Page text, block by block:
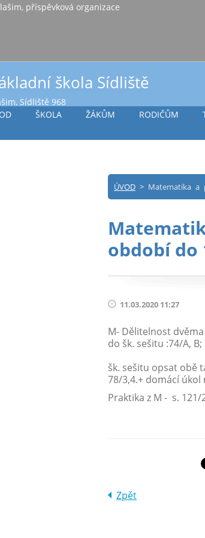
Sídliště Vlašim,
škola Sídliště
Sídliště 968
ŠKOLA ŽÁKŮM RODIČŮM
ÚVOD > Matematika
období do
11.03.2020 11:27
M- Dělitelnost
do šk.
šk. sešitu opsat obě
78/3,4.+ domácí úkol
Praktika z M - s.
Zpět